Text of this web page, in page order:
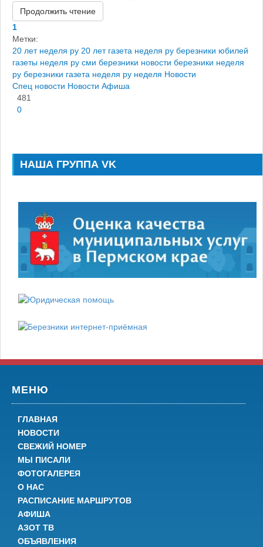
Продолжить чтение
1
Метки:
20 лет неделя ру 20 лет газета неделя ру березники юбилей
газеты неделя ру сми березники новости березники неделя
ру березники газета неделя ру неделя Новости
Спец новости Новости Афиша
481
0
НАША ГРУППА VK
МЕНЮ
ГЛАВНАЯ
НОВОСТИ
СВЕЖИЙ НОМЕР
МЫ ПИСАЛИ
ФОТОГАЛЕРЕЯ
О НАС
РАСПИСАНИЕ МАРШРУТОВ
АФИША
АЗОТ ТВ
ОБЪЯВЛЕНИЯ